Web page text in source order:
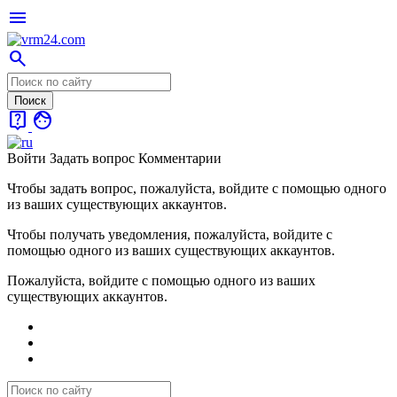
menu
search
live_help face
Войти Задать вопрос Комментарии
Чтобы задать вопрос, пожалуйста, войдите с помощью одного
из ваших существующих аккаунтов.
Чтобы получать уведомления, пожалуйста, войдите с
помощью одного из ваших существующих аккаунтов.
Пожалуйста, войдите с помощью одного из ваших
существующих аккаунтов.